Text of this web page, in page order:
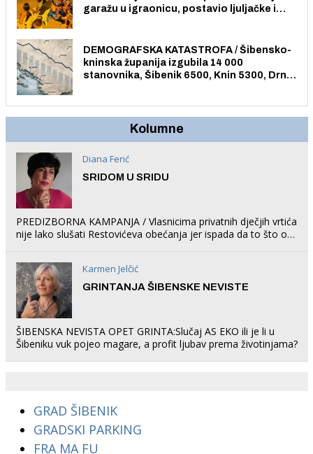
garažu u igraonicu, postavio ljuljačke i
DEMOGRAFSKA KATASTROFA / Šibensko-
kninska županija izgubila 14 000
stanovnika, Šibenik 6500, Knin 5300, Drniš
Kolumne
Diana Ferić
SRIDOM U SRIDU
PREDIZBORNA KAMPANJA / Vlasnicima privatnih dječjih vrtića
nije lako slušati Restovićeva obećanja jer ispada da to što oni
Karmen Jelčić
GRINTANJA ŠIBENSKE NEVISTE
ŠIBENSKA NEVISTA OPET GRINTA:Slučaj AS EKO ili je li u
Šibeniku vuk pojeo magare, a profit ljubav prema životinjama?
GRAD ŠIBENIK
GRADSKI PARKING
FRA MA FU